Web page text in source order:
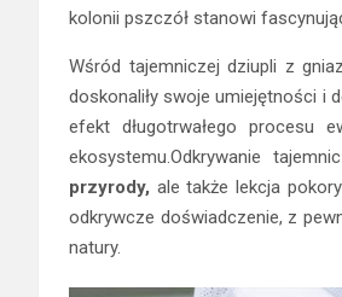
kolonii pszczół stanowi
Wśród tajemniczej dziupli z
doskonaliły swoje umiejętności i
efekt długotrwałego procesu
ekosystemu.Odkrywanie
przyrody, ale także lekcja
odkrywcze doświadczenie, z
natury.